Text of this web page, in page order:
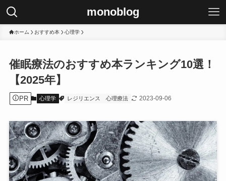
monoblog
ホーム おすすめ本 心理学
催眠療法のおすすめ本ランキング10選！
【2025年】
PR 心理学 レジリエンス 心理療法 2023-09-06